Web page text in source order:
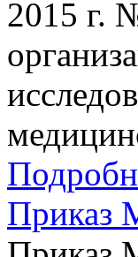
2015 г.
Приказ